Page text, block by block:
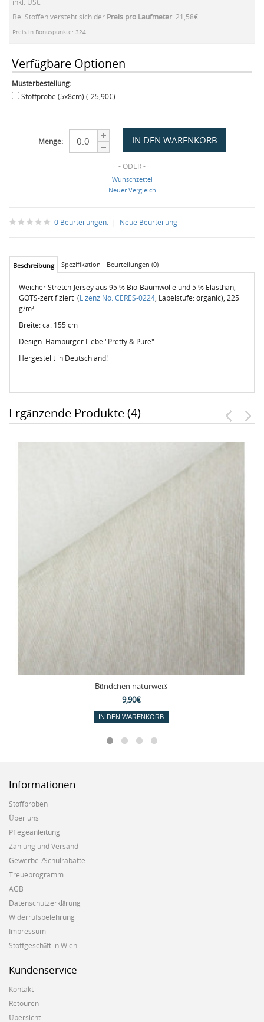
inkl. USt.
Bei Stoffen versteht sich der Preis pro Laufmeter. 21,58€
Preis in Bonuspunkte: 324
Verfügbare Optionen
Musterbestellung:
Stoffprobe (5x8cm) (-25,90€)
Menge:
- ODER -
Wunschzettel
Neuer Vergleich
0 Beurteilungen. | Neue Beurteilung
Beschreibung Spezifikation Beurteilungen (0)
Weicher Stretch-Jersey aus 95 % Bio-Baumwolle und 5 % Elasthan,
GOTS-zertifiziert (Lizenz No. CERES-0224, Labelstufe: organic), 225
g/m²
Breite: ca. 155 cm
Design: Hamburger Liebe "Pretty & Pure"
Hergestellt in Deutschland!
Ergänzende Produkte (4)
Bündchen naturweiß
9,90€
IN DEN WARENKORB
Informationen
Stoffproben
Über uns
Pflegeanleitung
Zahlung und Versand
Gewerbe-/Schulrabatte
Treueprogramm
AGB
Datenschutzerklärung
Widerrufsbelehrung
Impressum
Stoffgeschäft in Wien
Kundenservice
Kontakt
Retouren
Übersicht